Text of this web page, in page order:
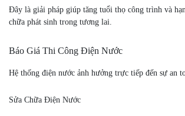
Đây là giải pháp giúp tăng tuổi thọ công trình và
chữa phát sinh trong tương lai.
Báo Giá Thi Công Điện Nước
Hệ thống điện nước ảnh hưởng trực tiếp đến sự an
Sửa Chữa Điện Nước